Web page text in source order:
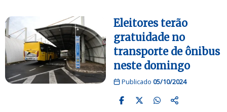
Eleitores terão
gratuidade no
transporte de ônibus
neste domingo
Publicado 05/10/2024